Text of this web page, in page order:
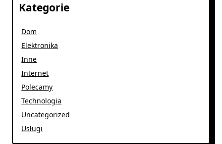
Kategorie
Dom
Elektronika
Inne
Internet
Polecamy
Technologia
Uncategorized
Usługi